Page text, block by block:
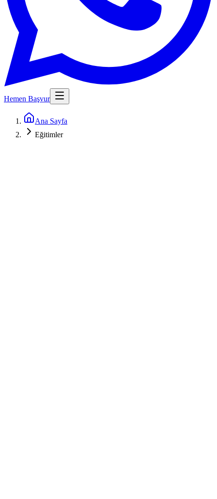
Hemen Başvur
Ana Sayfa
Eğitimler